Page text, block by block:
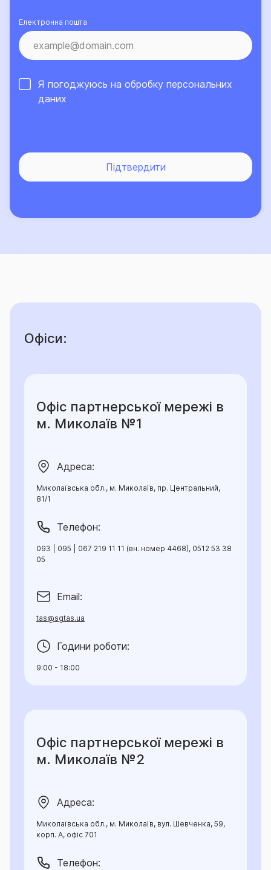
Електронна пошта
Я погоджуюсь на обробку персональних
даних
Підтвердити
Офіси:
Офіс партнерської мережі в
м. Миколаїв №1
Адреса:
Миколаївська обл., м. Миколаїв, пр. Центральний,
81/1
Телефон:
093 | 095 | 067 219 11 11 (вн. номер 4468), 0512 53 38
05
Email:
tas@sgtas.ua
Години роботи:
9:00 - 18:00
Офіс партнерської мережі в
м. Миколаїв №2
Адреса:
Миколаївська обл., м. Миколаїв, вул. Шевченка, 59,
корп. А, офіс 701
Телефон: